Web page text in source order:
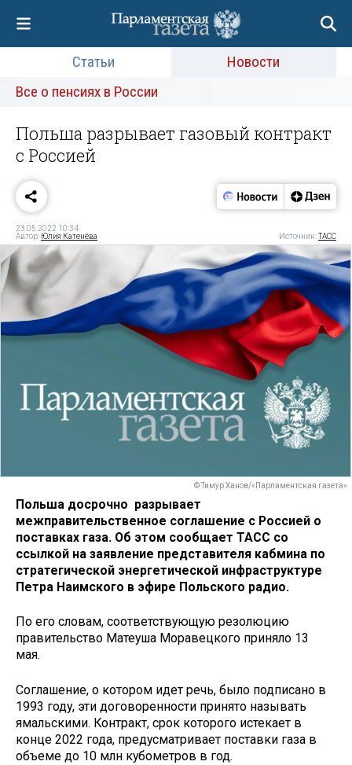
Статьи
Новости
Все о пенсиях в России
Польша разрывает газовый контракт
с Россией
23.05.2022 10:34
Автор: Юлия Катенёва Источник:ТАСС
© Тимур Ханов/«Парламентская газета»
Польша досрочно разрывает
межправительственное соглашение с Россией о
поставках газа. Об этом сообщает ТАСС со
ссылкой на заявление представителя кабмина по
стратегической энергетической инфраструктуре
Петра Наимского в эфире Польского радио.
По его словам, соответствующую резолюцию
правительство Матеуша Моравецкого приняло 13
мая.
Соглашение, о котором идет речь, было подписано в
1993 году, эти договоренности принято называть
ямальскими. Контракт, срок которого истекает в
конце 2022 года, предусматривает поставки газа в
объеме до 10 млн кубометров в год.